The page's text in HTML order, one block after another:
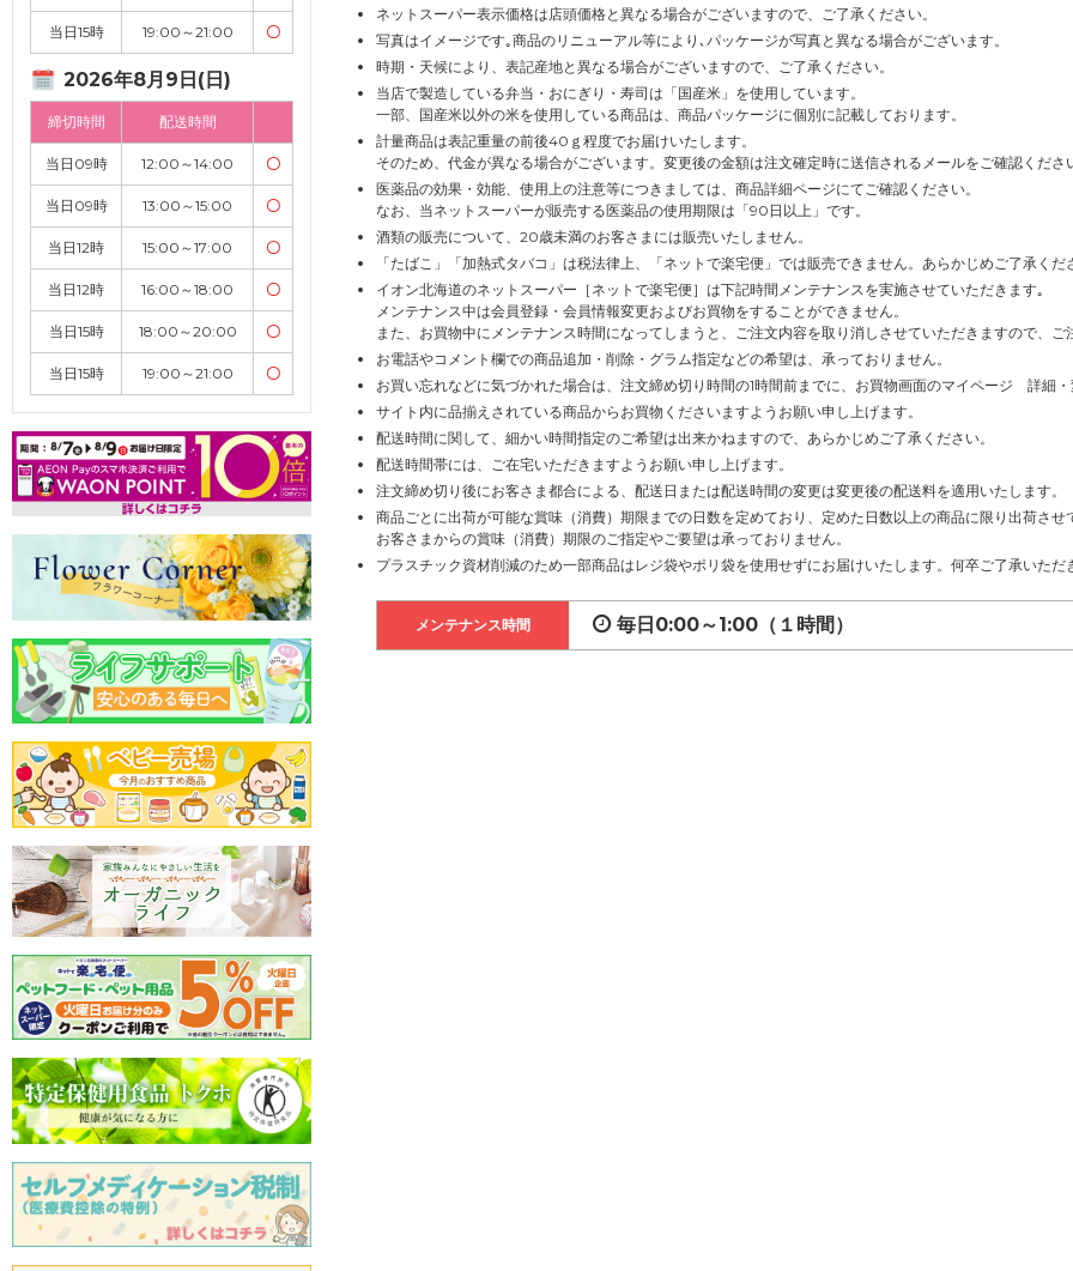
当日15時 19:00～21:00 〇
2026年8月9日(日)
締切時間 配送時間
当日09時 12:00～14:00 〇
当日09時 13:00～15:00 〇
当日12時 15:00～17:00 〇
当日12時 16:00～18:00 〇
当日15時 18:00～20:00 〇
当日15時 19:00～21:00 〇
ネットスーパー表示価格は店頭価格と異なる場合がございますので、ご了承ください。
写真はイメージです｡商品のリニューアル等により､パッケージが写真と異なる場合がございます。
時期・天候により、表記産地と異なる場合がございますので、ご了承ください。
当店で製造している弁当・おにぎり・寿司は「国産米」を使用しています。
一部、国産米以外の米を使用している商品は、商品パッケージに個別に記載しております。
計量商品は表記重量の前後40ｇ程度でお届けいたします。
そのため、代金が異なる場合がございます。変更後の金額は注文確定時に送信されるメールをご確認くださ
医薬品の効果・効能、使用上の注意等につきましては、商品詳細ページにてご確認ください。
なお、当ネットスーパーが販売する医薬品の使用期限は「90日以上」です。
酒類の販売について、20歳未満のお客さまには販売いたしません。
「たばこ」「加熱式タバコ」は税法律上、「ネットで楽宅便」では販売できません。あらかじめご了承くだ
イオン北海道のネットスーパー［ネットで楽宅便］は下記時間メンテナンスを実施させていただきます｡
メンテナンス中は会員登録・会員情報変更およびお買物をすることができません。
また、お買物中にメンテナンス時間になってしまうと、ご注文内容を取り消しさせていただきますので、ご
お電話やコメント欄での商品追加・削除・グラム指定などの希望は、承っておりません。
お買い忘れなどに気づかれた場合は、注文締め切り時間の1時間前までに、お買物画面のマイページ 詳細
サイト内に品揃えされている商品からお買物くださいますようお願い申し上げます。
配送時間に関して、細かい時間指定のご希望は出来かねますので、あらかじめご了承ください。
配送時間帯には、ご在宅いただきますようお願い申し上げます。
注文締め切り後にお客さま都合による、配送日または配送時間の変更は変更後の配送料を適用いたします。
商品ごとに出荷が可能な賞味（消費）期限までの日数を定めており、定めた日数以上の商品に限り出荷させ
お客さまからの賞味（消費）期限のご指定やご要望は承っておりません。
プラスチック資材削減のため一部商品はレジ袋やポリ袋を使用せずにお届けいたします。何卒ご了承いた
メンテナンス時間 毎日0:00～1:00（１時間）